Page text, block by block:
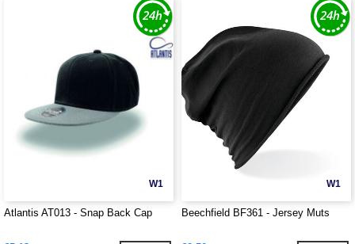
W1
Atlantis AT013 - Snap Back Cap
W1
Beechfield BF361 - Jersey Muts